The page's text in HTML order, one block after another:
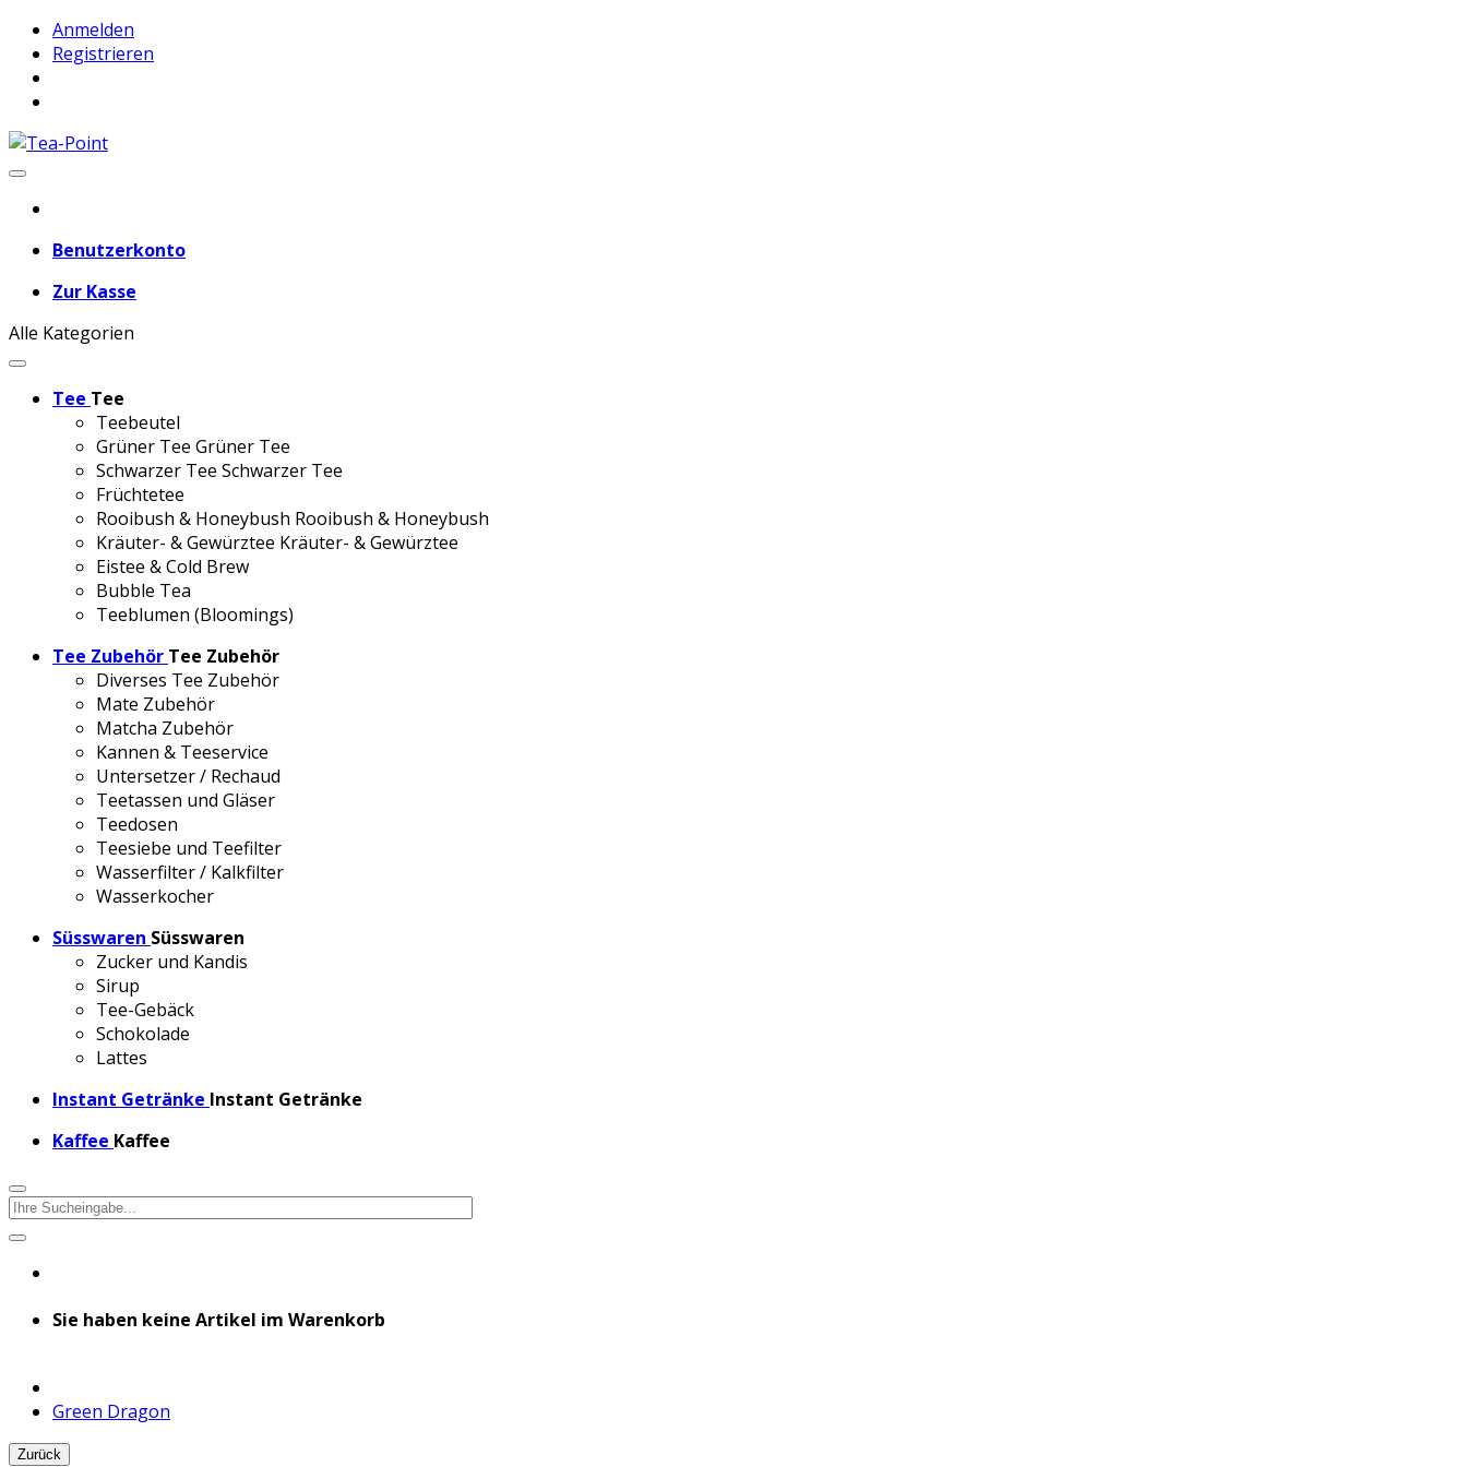
Anmelden
Registrieren
Benutzerkonto
Zur Kasse
Alle Kategorien
Tee Tee
Teebeutel
Grüner Tee Grüner Tee
Schwarzer Tee Schwarzer Tee
Früchtetee
Rooibush & Honeybush Rooibush & Honeybush
Kräuter- & Gewürztee Kräuter- & Gewürztee
Eistee & Cold Brew
Bubble Tea
Teeblumen (Bloomings)
Tee Zubehör Tee Zubehör
Diverses Tee Zubehör
Mate Zubehör
Matcha Zubehör
Kannen & Teeservice
Untersetzer / Rechaud
Teetassen und Gläser
Teedosen
Teesiebe und Teefilter
Wasserfilter / Kalkfilter
Wasserkocher
Süsswaren Süsswaren
Zucker und Kandis
Sirup
Tee-Gebäck
Schokolade
Lattes
Instant Getränke Instant Getränke
Kaffee Kaffee
Sie haben keine Artikel im Warenkorb
Green Dragon
Zurück